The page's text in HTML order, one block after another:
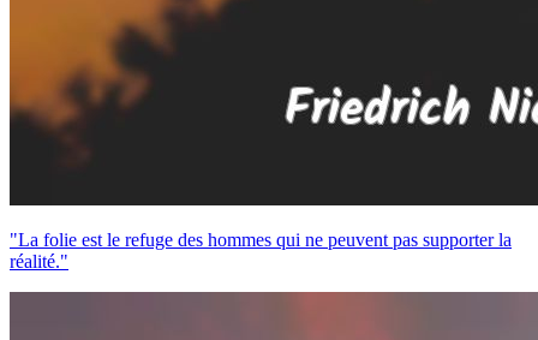
"La folie est le refuge des hommes qui ne peuvent pas supporter la
réalité."